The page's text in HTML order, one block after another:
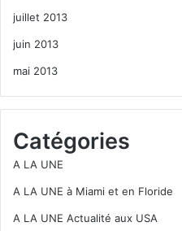
juillet 2013
juin 2013
mai 2013
Catégories
A LA UNE
A LA UNE à Miami et en Floride
A LA UNE Actualité aux USA